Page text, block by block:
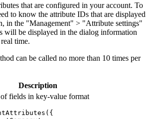
that are configured in your account. To
to know the attribute IDs that are displayed
in the "Management" > "Attribute settings"
will be displayed in the dialog information
time.
can be called no more than 10 times per
Description
fields in key-value format